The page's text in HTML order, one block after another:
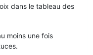
dans le tableau des
moins une fois